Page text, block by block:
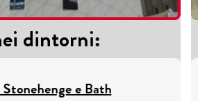
dintorni:
Stonehenge e Bath